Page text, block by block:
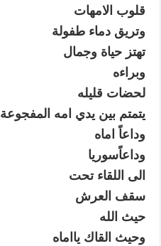
قلوب الامهات
وتريق دماء طفولة
تهتز حياة وجمال
وبراءه
لحضات قليله
يتمتم بين يدي امه المفجوعة
وداعاً اماه
وداعاًسوريا
الى اللقاء تحت
سقف العرش
حيث الله
وحيث القاك يااماه